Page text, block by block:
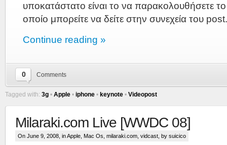
υποκατάστατο είναι το να παρακολουθήσετε
οποίο μπορείτε να δείτε στην συνεχεία του post.
Continue reading »
0 Comments
Tagged with: 3g • Apple • iphone • keynote • Videopost
Milaraki.com Live [WWDC 08]
On June 9, 2008, inApple Mac Os milaraki.com vidcast , by suicico